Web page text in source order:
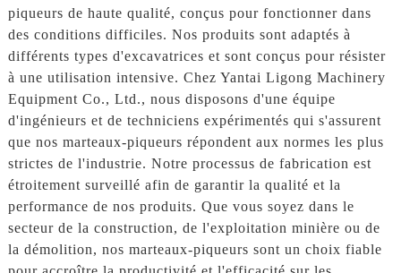
piqueurs de haute qualité, conçus pour fonctionner dans
des conditions difficiles. Nos produits sont adaptés à
différents types d'excavatrices et sont conçus pour résister
à une utilisation intensive. Chez Yantai Ligong Machinery
Equipment Co., Ltd., nous disposons d'une équipe
d'ingénieurs et de techniciens expérimentés qui s'assurent
que nos marteaux-piqueurs répondent aux normes les plus
strictes de l'industrie. Notre processus de fabrication est
étroitement surveillé afin de garantir la qualité et la
performance de nos produits. Que vous soyez dans le
secteur de la construction, de l'exploitation minière ou de
la démolition, nos marteaux-piqueurs sont un choix fiable